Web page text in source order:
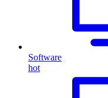
Software
hot